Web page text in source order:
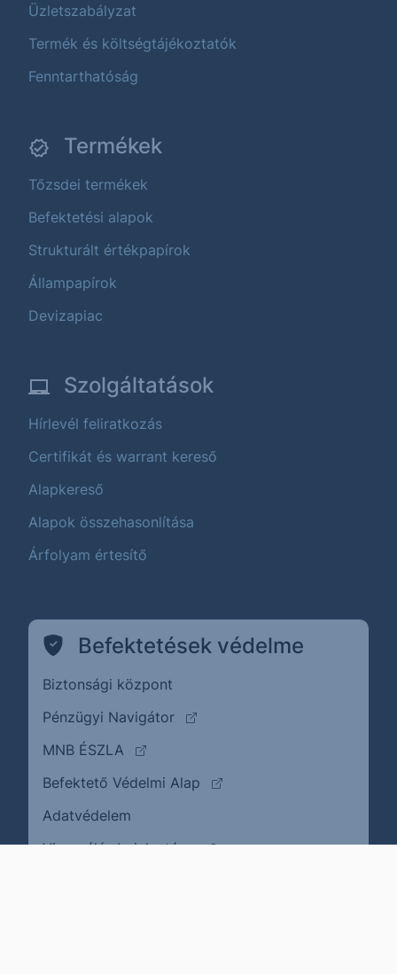
Üzletszabályzat
Termék és költségtájékoztatók
Fenntarthatóság
Termékek
Tőzsdei termékek
Befektetési alapok
Strukturált értékpapírok
Állampapírok
Devizapiac
Szolgáltatások
Hírlevél feliratkozás
Certifikát és warrant kereső
Alapkereső
Alapok összehasonlítása
Árfolyam értesítő
Befektetések védelme
Biztonsági központ
Pénzügyi Navigátor
(külső oldalra ugrik)
MNB ÉSZLA
(külső oldalra ugrik)
Befektető Védelmi Alap
(külső oldalra ugrik)
Adatvédelem
Visszaélés bejelentése(külső oldalra ugrik)